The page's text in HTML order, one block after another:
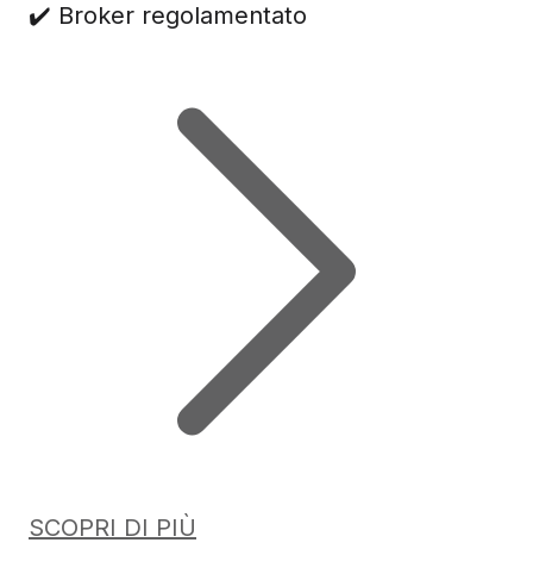
✔️ Broker regolamentato
SCOPRI DI PIÙ